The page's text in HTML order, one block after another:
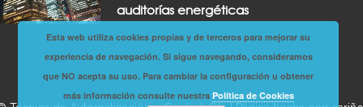
auditorías energéticas
Esta web utiliza cookies propias y de terceros para mejorar su
experiencia de navegación. Si sigue navegando, consideramos
que NO acepta su uso. Para cambiar la configuración u obtener
más información consulte nuestra Política de Cookies